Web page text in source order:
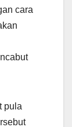
cara
pula